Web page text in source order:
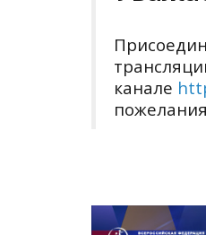
канале